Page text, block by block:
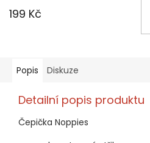
199 Kč
Popis Diskuze
Detailní popis produktu
Čepička Noppies